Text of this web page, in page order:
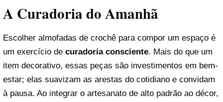
A Curadoria do Amanhã
Escolher almofadas de crochê para compor um espaço é
um exercício de curadoria consciente. Mais do que um
item decorativo, essas peças são investimentos em bem-
estar; elas suavizam as arestas do cotidiano e convidam
à pausa. Ao integrar o artesanato de alto padrão ao décor,